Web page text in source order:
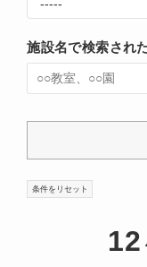
施設名で検索され
12